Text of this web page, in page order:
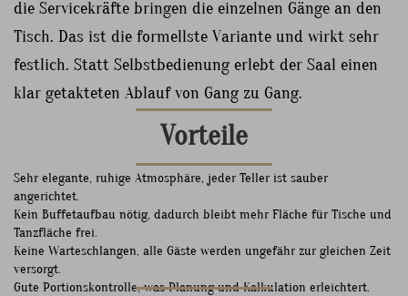
die Servicekräfte bringen die einzelnen Gänge an den
Tisch. Das ist die formellste Variante und wirkt sehr
festlich. Statt Selbstbedienung erlebt der Saal einen
klar getakteten Ablauf von Gang zu Gang.
Vorteile
Sehr elegante, ruhige Atmosphäre, jeder Teller ist sauber
angerichtet.
Kein Buffetaufbau nötig, dadurch bleibt mehr Fläche für Tische und
Tanzfläche frei.
Keine Warteschlangen, alle Gäste werden ungefähr zur gleichen Zeit
versorgt.
Gute Portionskontrolle, was Planung und Kalkulation erleichtert.